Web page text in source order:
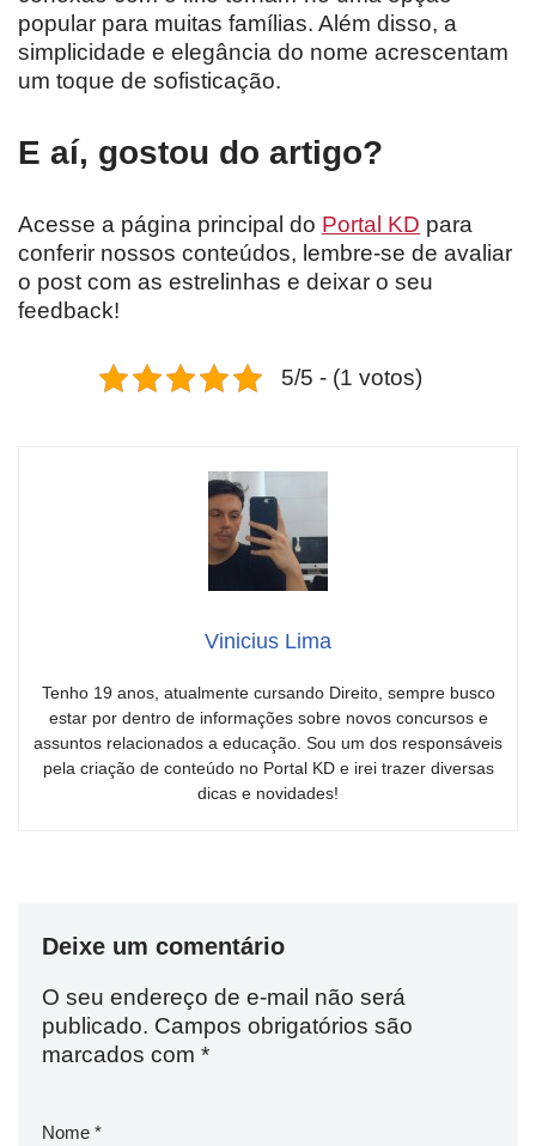
popular para muitas famílias. Além disso, a
simplicidade e elegância do nome acrescentam
um toque de sofisticação.
E aí, gostou do artigo?
Acesse a página principal do Portal KD para
conferir nossos conteúdos, lembre-se de avaliar
o post com as estrelinhas e deixar o seu
feedback!
5/5 - (1 votos)
Vinicius Lima
Tenho 19 anos, atualmente cursando Direito, sempre busco
estar por dentro de informações sobre novos concursos e
assuntos relacionados a educação. Sou um dos responsáveis
pela criação de conteúdo no Portal KD e irei trazer diversas
dicas e novidades!
Deixe um comentário
O seu endereço de e-mail não será
publicado. Campos obrigatórios são
marcados com *
Nome *